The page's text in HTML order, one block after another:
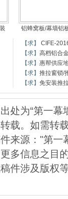
铝蜂窝板/幕墙铝
【求】
CIFE-
【求】 高档铝合
【求】 惠帮供应
【求】 推拉窗锁/
【求】 免安装推
处为“第一幕
载。如需转
来源："第一
多信息之目
件涉及版权